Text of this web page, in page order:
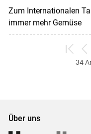
Zum Internationalen
immer mehr Gemüse
zum
ersten
34
Über uns